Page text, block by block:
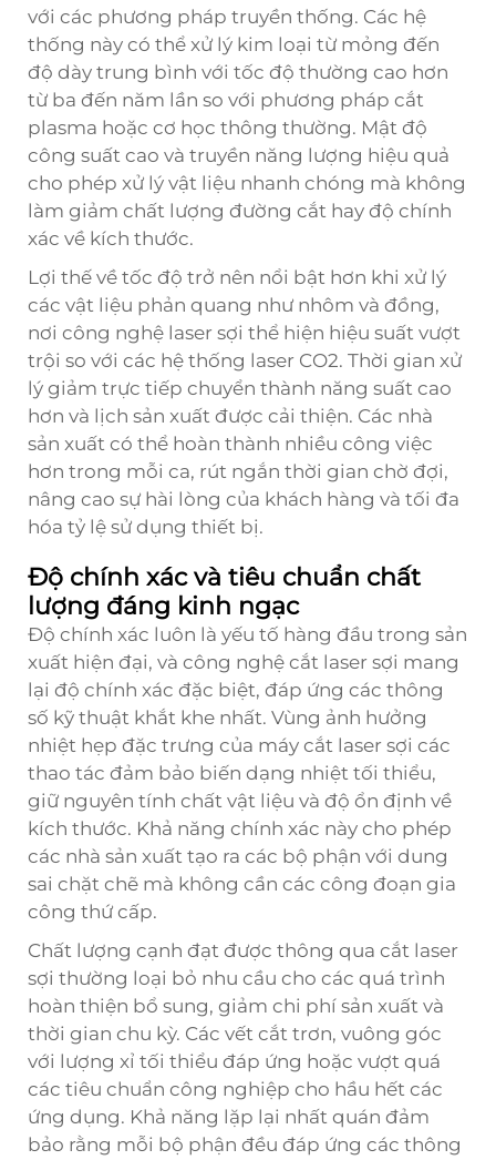
với các phương pháp truyền thống. Các hệ
thống này có thể xử lý kim loại từ mỏng đến
độ dày trung bình với tốc độ thường cao hơn
từ ba đến năm lần so với phương pháp cắt
plasma hoặc cơ học thông thường. Mật độ
công suất cao và truyền năng lượng hiệu quả
cho phép xử lý vật liệu nhanh chóng mà không
làm giảm chất lượng đường cắt hay độ chính
xác về kích thước.
Lợi thế về tốc độ trở nên nổi bật hơn khi xử lý
các vật liệu phản quang như nhôm và đồng,
nơi công nghệ laser sợi thể hiện hiệu suất vượt
trội so với các hệ thống laser CO2. Thời gian xử
lý giảm trực tiếp chuyển thành năng suất cao
hơn và lịch sản xuất được cải thiện. Các nhà
sản xuất có thể hoàn thành nhiều công việc
hơn trong mỗi ca, rút ngắn thời gian chờ đợi,
nâng cao sự hài lòng của khách hàng và tối đa
hóa tỷ lệ sử dụng thiết bị.
Độ chính xác và tiêu chuẩn chất
lượng đáng kinh ngạc
Độ chính xác luôn là yếu tố hàng đầu trong sản
xuất hiện đại, và công nghệ cắt laser sợi mang
lại độ chính xác đặc biệt, đáp ứng các thông
số kỹ thuật khắt khe nhất. Vùng ảnh hưởng
nhiệt hẹp đặc trưng của máy cắt laser sợi các
thao tác đảm bảo biến dạng nhiệt tối thiểu,
giữ nguyên tính chất vật liệu và độ ổn định về
kích thước. Khả năng chính xác này cho phép
các nhà sản xuất tạo ra các bộ phận với dung
sai chặt chẽ mà không cần các công đoạn gia
công thứ cấp.
Chất lượng cạnh đạt được thông qua cắt laser
sợi thường loại bỏ nhu cầu cho các quá trình
hoàn thiện bổ sung, giảm chi phí sản xuất và
thời gian chu kỳ. Các vết cắt trơn, vuông góc
với lượng xỉ tối thiểu đáp ứng hoặc vượt quá
các tiêu chuẩn công nghiệp cho hầu hết các
ứng dụng. Khả năng lặp lại nhất quán đảm
bảo rằng mỗi bộ phận đều đáp ứng các thông